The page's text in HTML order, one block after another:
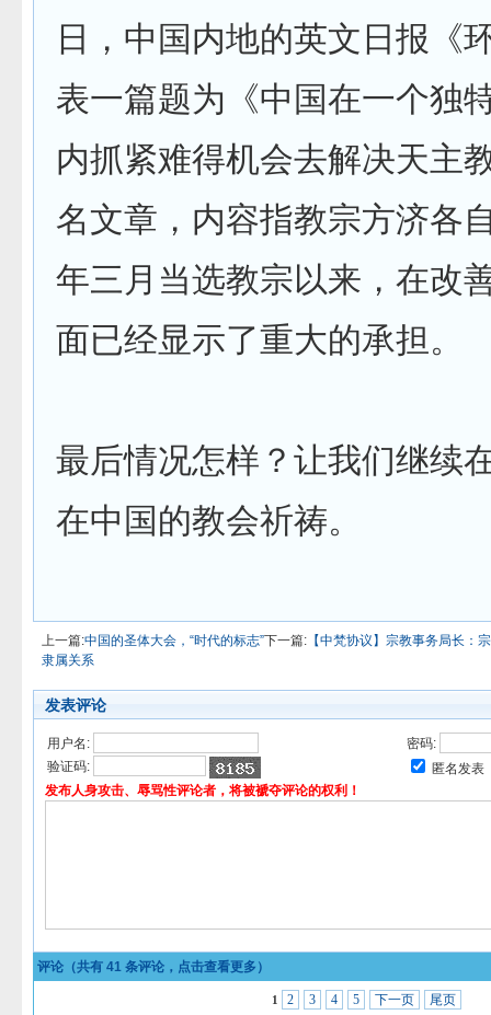
日，中国内地的英文日报《
表一篇题为《中国在一个独
内抓紧难得机会去解决天主
名文章，内容指教宗方济各
年三月当选教宗以来，在改
面已经显示了重大的承担。
最后情况怎样？让我们继续
在中国的教会祈祷。
上一篇:中国的圣体大会，“时代的标志”下一篇: 【中梵协议】宗教事务局长：
隶属关系
发表评论
用户名:
密码:
验证码:
匿名发表
发布人身攻击、辱骂性评论者，将被褫夺评论的权利！
评论（共有 41 条评论，点击查看更多）
1 2 3 4 5 下一页 尾页